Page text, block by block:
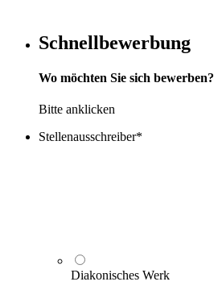
Schnellbewerbung
Wo möchten Sie sich bewerben?
Bitte anklicken
Stellenausschreiber*
Diakonisches Werk